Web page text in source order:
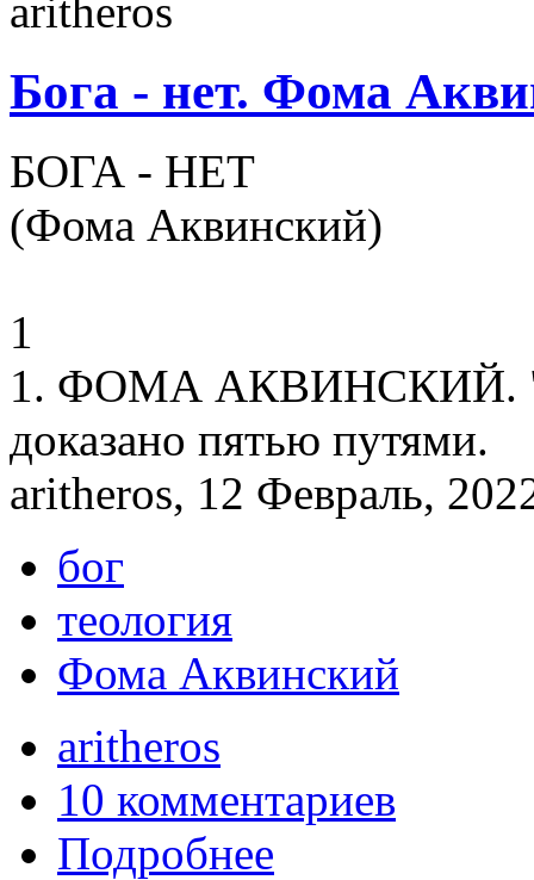
Бога - нет. Фома
БОГА - НЕТ
(Фома Аквинский)
1
1. ФОМА АКВИНСКИЙ.
доказано пятью путями.
aritheros, 12 Февраль,
бог
теология
Фома Аквинский
aritheros
10 комментариев
Подробнее